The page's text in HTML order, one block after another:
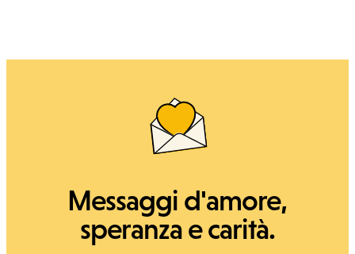
Messaggi d'amore,
speranza e carità.